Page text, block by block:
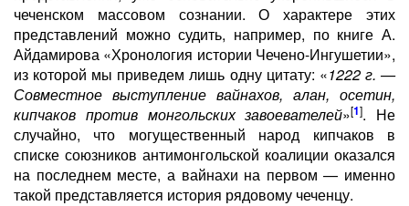
чеченском массовом сознании. О характере этих
представлений можно судить, например, по книге А.
Айдамирова «Хронология истории Чечено-Ингушетии»,
из которой мы приведем лишь одну цитату: «1222 г. —
Совместное выступление вайнахов, алан, осетин,
кипчаков против монгольских завоевателей»[1]. Не
случайно, что могущественный народ кипчаков в
списке союзников антимонгольской коалиции оказался
на последнем месте, а вайнахи на первом — именно
такой представляется история рядовому чеченцу.